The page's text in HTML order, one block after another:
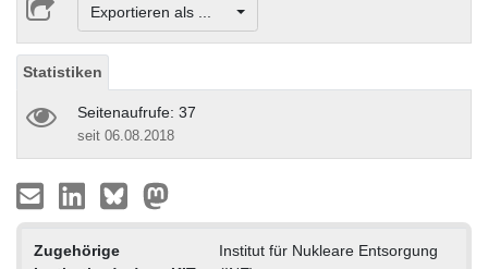
Exportieren als ...
Statistiken
Seitenaufrufe: 37
seit 06.08.2018
Zugehörige
Institut für Nukleare Entsorgung